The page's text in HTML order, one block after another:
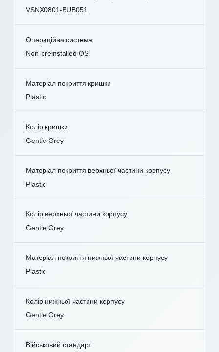
VSNX0801-BUB051
Операційна система
Non-preinstalled OS
Матеріал покриття кришки
Plastic
Колір кришки
Gentle Grey
Матеріал покриття верхньої частини корпусу
Plastic
Колір верхньої частини корпусу
Gentle Grey
Матеріал покриття нижньої частини корпусу
Plastic
Колір нижньої частини корпусу
Gentle Grey
Військовий стандарт